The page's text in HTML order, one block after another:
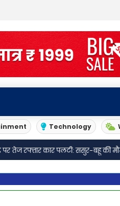
Technology
पलटी: ससुर-बहू की मौत, 3 गंभीर